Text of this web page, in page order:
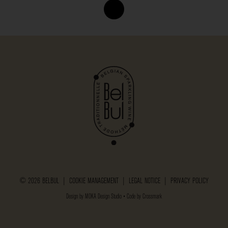
© 2026 BELBUL | COOKIE MANAGEMENT LEGAL NOTICE PRIVACY POLICY
Design by MOKA Design Studio • Code by Crossmark